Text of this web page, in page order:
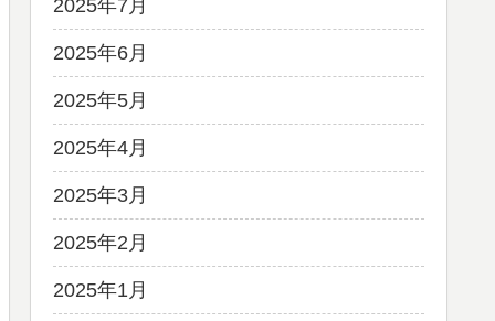
2025年7月
2025年6月
2025年5月
2025年4月
2025年3月
2025年2月
2025年1月